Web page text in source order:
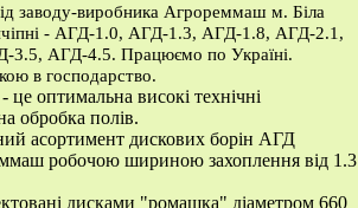
заводу-виробника Агрореммаш м. Біла
- АГД-1.0, АГД-1.3, АГД-1.8, АГД-2.1,
АГД-4.5. Працюємо по Україні.
в господарство.
оптимальна високі технічні
обробка полів.
асортимент дискових борін АГД
робочою шириною захоплення від 1.3
дисками "ромашка" діаметром 660